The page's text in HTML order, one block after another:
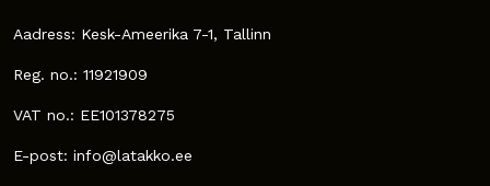
Aadress: Kesk-Ameerika 7-1, Tallinn
Reg. no.: 11921909
VAT no.: EE101378275
E-post: info@latakko.ee